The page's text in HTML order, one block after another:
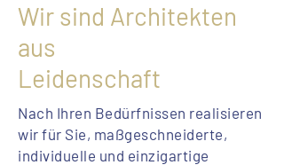
Wir sind Architekten
aus
Leidenschaft
Nach Ihren Bedürfnissen realisieren
wir für Sie, maßgeschneiderte,
individuelle und einzigartige